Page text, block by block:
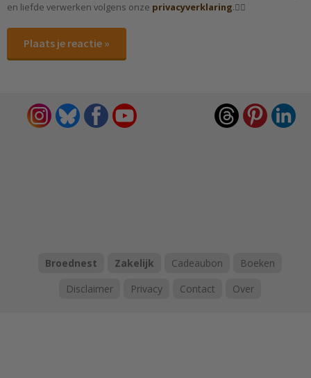
en liefde verwerken volgens onze privacyverklaring.✌🏻
Plaats je reactie »
Broednest Zakelijk Cadeaubon
Boeken
Disclaimer
Privacy Contact Over